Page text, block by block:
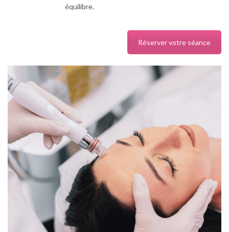
équilibre.
Réserver votre séance